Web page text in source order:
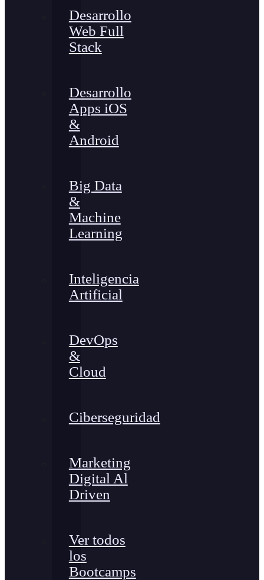
Desarrollo
Web Full
Stack
Desarrollo
Apps iOS
&
Android
Big Data
&
Machine
Learning
Inteligencia
Artificial
DevOps
&
Cloud
Ciberseguridad
Marketing
Digital Al
Driven
Ver todos
los
Bootcamps